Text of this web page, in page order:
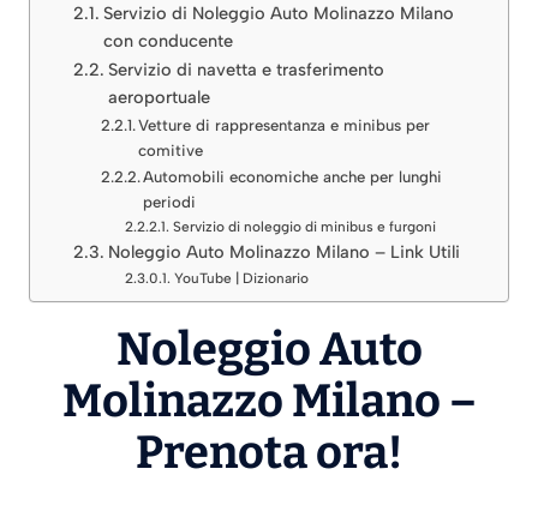
Servizio di Noleggio Auto Molinazzo Milano
con conducente
Servizio di navetta e trasferimento
aeroportuale
Vetture di rappresentanza e minibus per
comitive
Automobili economiche anche per lunghi
periodi
Servizio di noleggio di minibus e furgoni
Noleggio Auto Molinazzo Milano – Link Utili
YouTube | Dizionario
Noleggio Auto
Molinazzo Milano –
Prenota ora!